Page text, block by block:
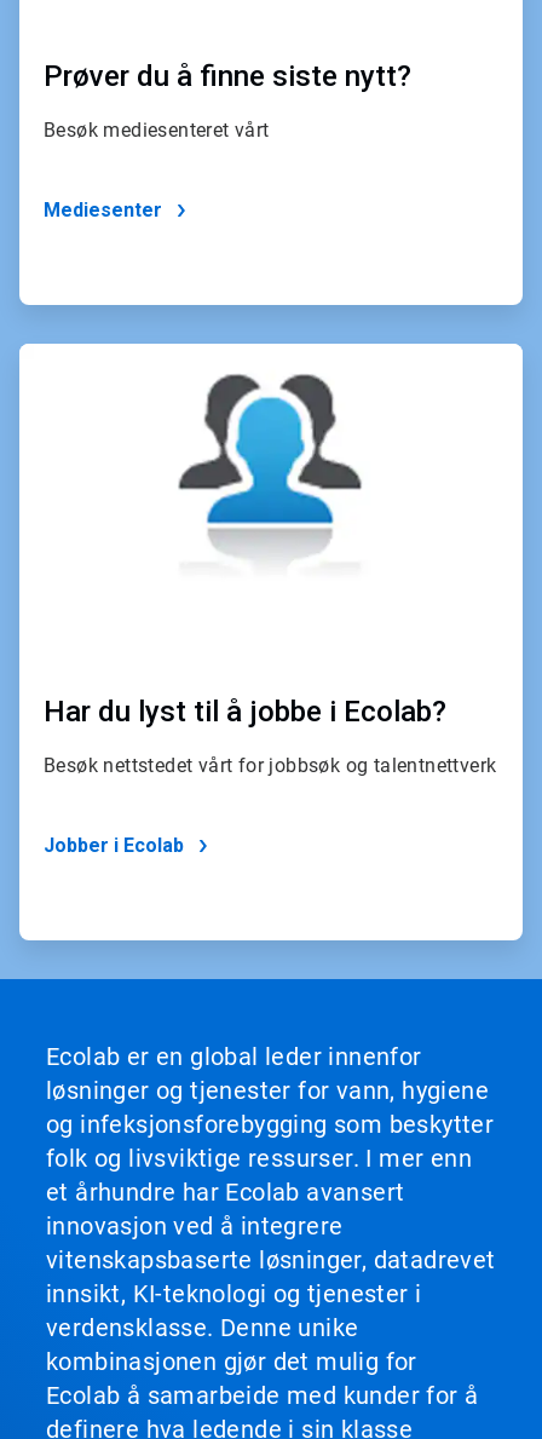
Prøver du å finne siste nytt?
Besøk mediesenteret vårt
Mediesenter
ArticleTile
Har du lyst til å jobbe i Ecolab?
Besøk nettstedet vårt for jobbsøk og talentnettverk
Jobber i Ecolab
Ecolab er en global leder innenfor
løsninger og tjenester for vann, hygiene
og infeksjonsforebygging som beskytter
folk og livsviktige ressurser. I mer enn
et århundre har Ecolab avansert
innovasjon ved å integrere
vitenskapsbaserte løsninger, datadrevet
innsikt, KI-teknologi og tjenester i
verdensklasse. Denne unike
kombinasjonen gjør det mulig for
Ecolab å samarbeide med kunder for å
definere hva ledende i sin klasse